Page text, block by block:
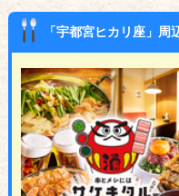
「宇都宮ヒカリ座」周